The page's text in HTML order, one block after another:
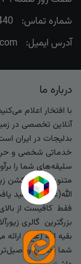
شماره تماس:
آدرس ایمیل:
درباره ما
با افتخار اعلام
آنلاین تخصصی در
بدلیجات در ایران
خدماتی شخصی و
سلیقه‌های شما را
متنوع‌ترین کالکشن
الله(عج) خواهید
فقط کافیست از
بزرگترین گالری
بقیه الله (عج)
شما بهترین و